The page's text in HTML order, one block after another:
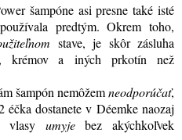
šampóne asi presne také isté
predtým. Okrem toho,
stave, je skôr zásluha
krémov a iných prkotín než
šampón nemôžemneodporúčať,
dostanete v Déemke naozaj
vlasy umyjebez akýchkoľvek